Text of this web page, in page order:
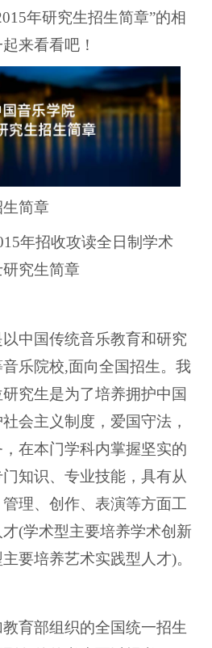
年研究生招生简章”的相
来看看吧！
简章
年招收攻读全日制学术
究生简章
国传统音乐教育和研究
乐院校,面向全国招生。我
究生是为了培养拥护中国
会主义制度，爱国守法，
在本门学科内掌握坚实的
知识、专业技能，具有从
理、创作、表演等方面工
(学术型主要培养学术创新
要培养艺术实践型人才)。
部组织的全国统一招生